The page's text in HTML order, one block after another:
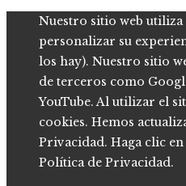
Nuestro sitio web
personalizar su
los hay). Nuestro sitio
de terceros como
YouTube. Al utilizar el
cookies. Hemos
Privacidad. Haga clic
Política de Privacidad.